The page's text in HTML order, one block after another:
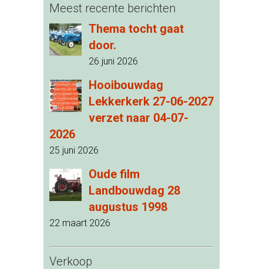
Meest recente berichten
Thema tocht gaat
door.
26 juni 2026
Hooibouwdag
Lekkerkerk 27-06-2027
verzet naar 04-07-
2026
25 juni 2026
Oude film
Landbouwdag 28
augustus 1998
22 maart 2026
Verkoop